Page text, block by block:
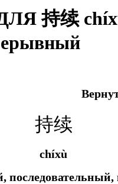
续 chíxù
持续
chíxù